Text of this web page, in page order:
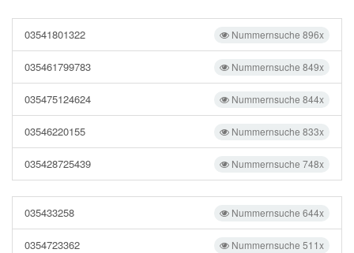
Nummernsuche 896x
03541801322
Nummernsuche 849x
035461799783
Nummernsuche 844x
035475124624
Nummernsuche 833x
03546220155
Nummernsuche 748x
035428725439
Nummernsuche 644x
035433258
Nummernsuche 511x
0354723362